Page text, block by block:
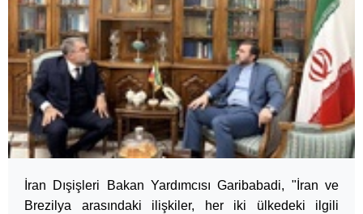
İran Dışişleri Bakan Yardımcısı Garibabadi, "İran ve
Brezilya arasındaki ilişkiler, her iki ülkedeki ilgili